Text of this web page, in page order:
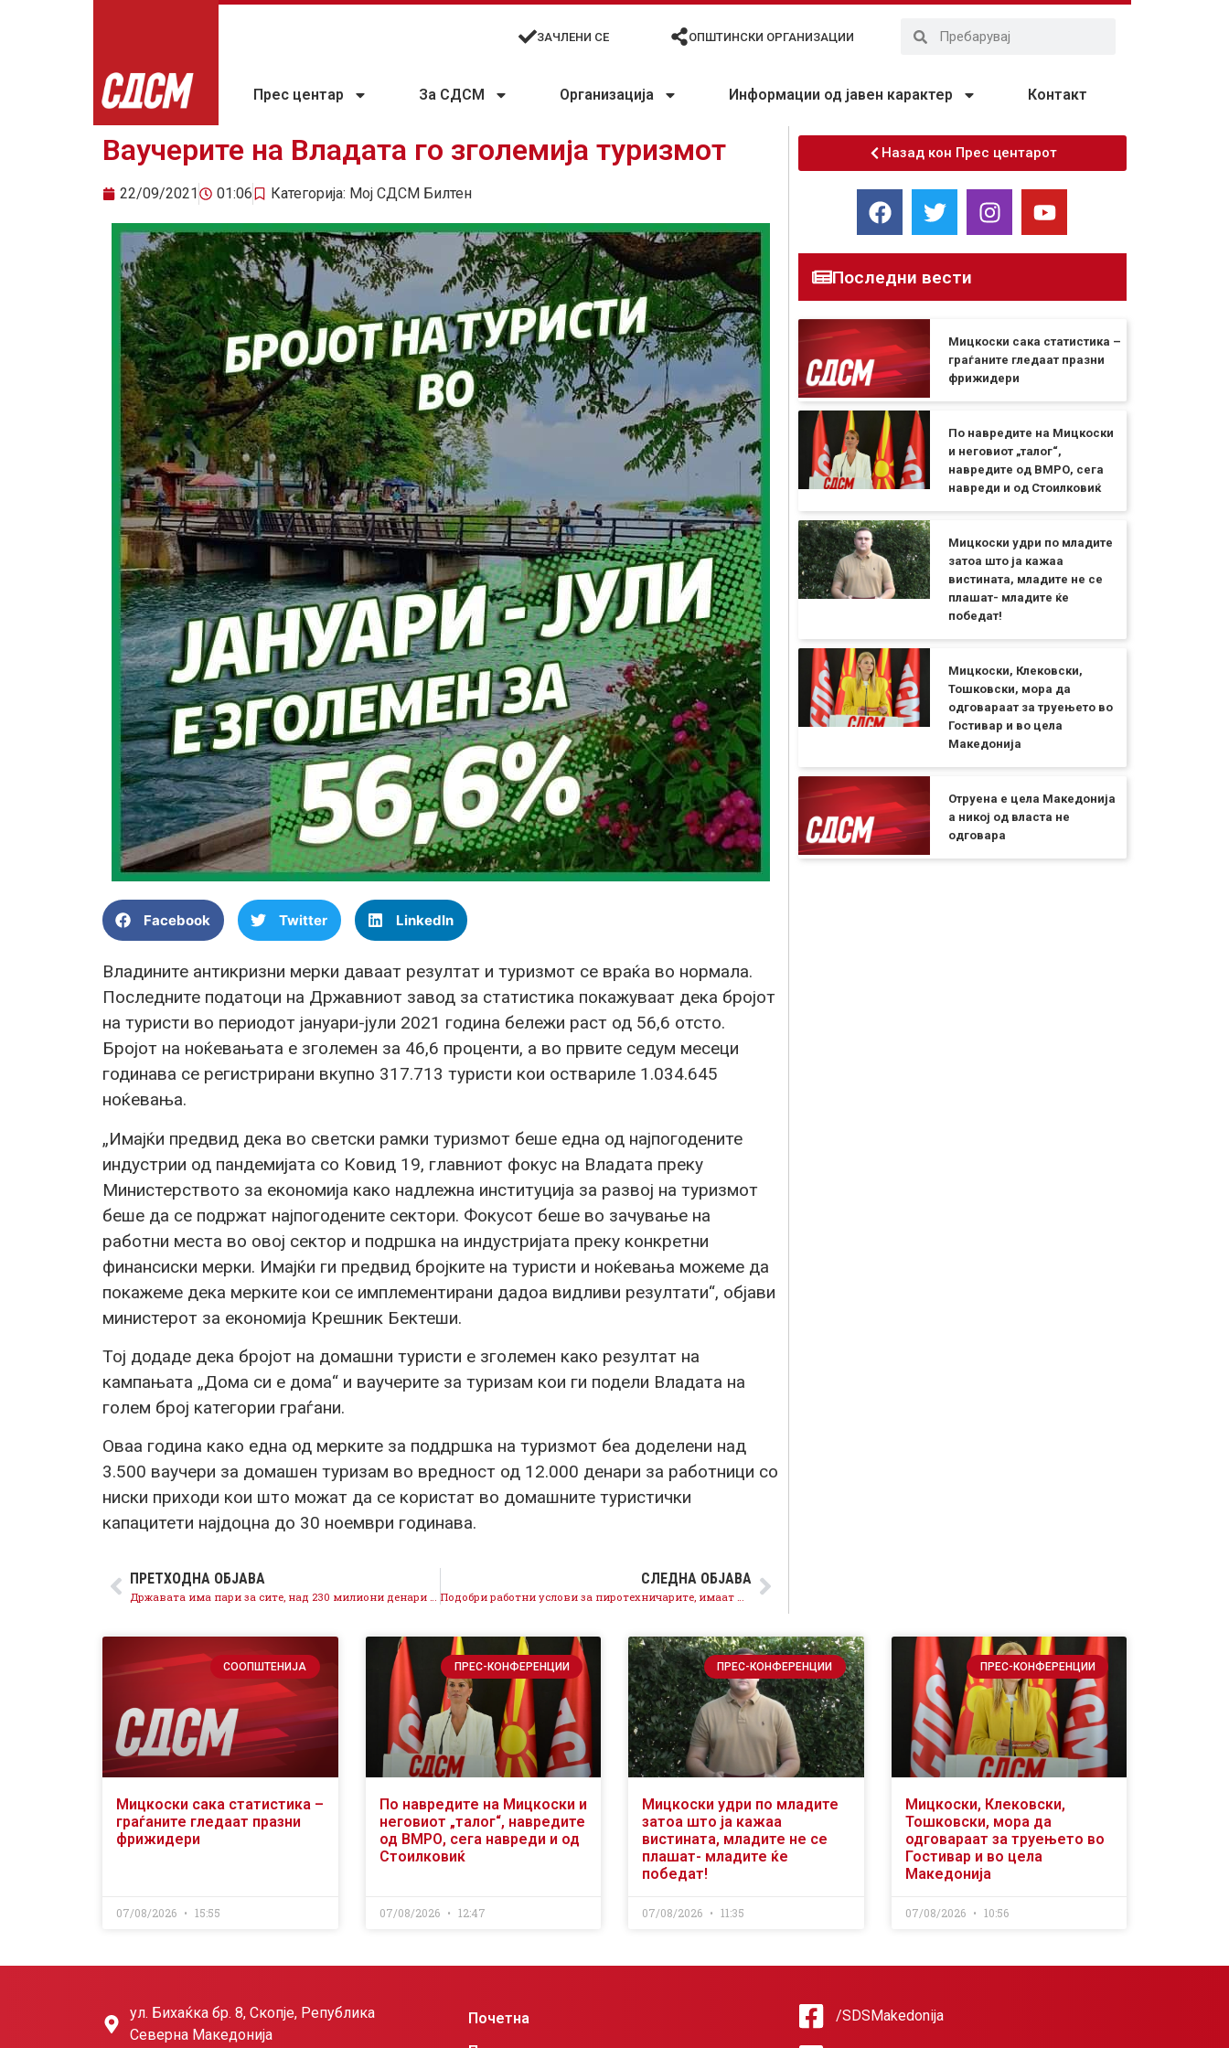
ЗАЧЛЕНИ СЕ ОПШТИНСКИ ОРГАНИЗАЦИИ
Прес центар За СДСМ Организација Информации од јавен карактер Контакт
Ваучерите на Владата го зголемија туризмот
22/09/2021 01:06 Категорија: Мој СДСМ Билтен
Facebook Twitter LinkedIn
Владините антикризни мерки даваат резултат и туризмот се враќа во нормала.
Последните податоци на Државниот завод за статистика покажуваат дека бројот
на туристи во периодот јануари-јули 2021 година бележи раст од 56,6 отсто.
Бројот на ноќевањата е зголемен за 46,6 проценти, а во првите седум месеци
годинава се регистрирани вкупно 317.713 туристи кои оствариле 1.034.645
ноќевања.
„Имајќи предвид дека во светски рамки туризмот беше една од најпогодените
индустрии од пандемијата со Ковид 19, главниот фокус на Владата преку
Министерството за економија како надлежна институција за развој на туризмот
беше да се подржат најпогодените сектори. Фокусот беше во зачување на
работни места во овој сектор и подршка на индустријата преку конкретни
финансиски мерки. Имајќи ги предвид бројките на туристи и ноќевања можеме да
покажеме дека мерките кои се имплементирани дадоа видливи резултати“, објави
министерот за економија Крешник Бектеши.
Тој додаде дека бројот на домашни туристи е зголемен како резултат на
кампањата „Дома си е дома“ и ваучерите за туризам кои ги подели Владата на
голем број категории граѓани.
Оваа година како една од мерките за поддршка на туризмот беа доделени над
3.500 ваучери за домашен туризам во вредност од 12.000 денари за работници со
ниски приходи кои што можат да се користат во домашните туристички
капацитети најдоцна до 30 ноември годинава.
ПРЕТХОДНА ОБЈАВА СЛЕДНА ОБЈАВА
Назад кон Прес центарот
Последни вести
Мицкоски сака статистика –
граѓаните гледаат празни
фрижидери
По навредите на Мицкоски
и неговиот „талог“,
навредите од ВМРО, сега
навреди и од Стоилковиќ
Мицкоски удри по младите
затоа што ја кажаа
вистината, младите не се
плашат- младите ќе
победат!
Мицкоски, Клековски,
Тошковски, мора да
одговараат за труењето во
Гостивар и во цела
Македонија
Отруена е цела Македонија
а никој од власта не
одговара
СООПШТЕНИЈА
Мицкоски сака статистика –
граѓаните гледаат празни
фрижидери
07/08/2026 15:55
ПРЕС-КОНФЕРЕНЦИИ
По навредите на Мицкоски и
неговиот „талог“, навредите
од ВМРО, сега навреди и од
Стоилковиќ
07/08/2026 12:47
ПРЕС-КОНФЕРЕНЦИИ
Мицкоски удри по младите
затоа што ја кажаа
вистината, младите не се
плашат- младите ќе
победат!
07/08/2026 11:35
ПРЕС-КОНФЕРЕНЦИИ
Мицкоски, Клековски,
Тошковски, мора да
одговараат за труењето во
Гостивар и во цела
Македонија
07/08/2026 10:56
ул. Бихаќка бр. 8, Скопје, Република
Северна Македонија
Почетна
/SDSMakedonija